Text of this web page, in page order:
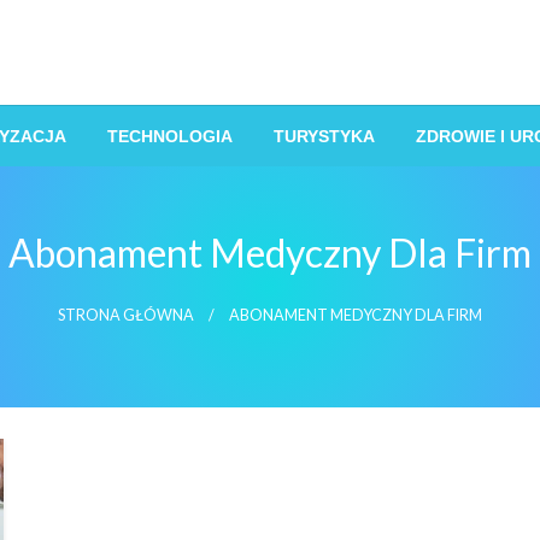
TECHNOLOGIA TURYSTYKA ZDROWIE I
Abonament Medyczny Dla Firm
STRONA GŁÓWNA ABONAMENT MEDYCZNY DLA FIRM